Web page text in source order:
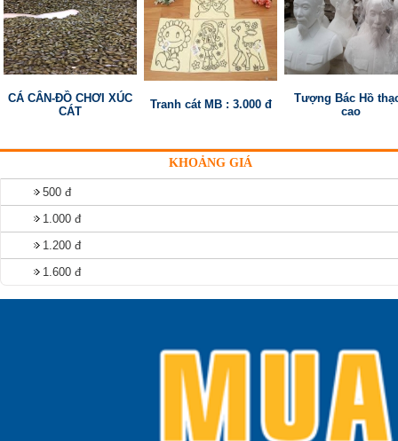
CÁ CÂN-ĐỒ CHƠI XÚC
CÁT
Tranh cát MB : 3.000 đ
Tượng Bác Hồ
cao
KHOẢNG GIÁ
500 đ
1.000 đ
1.200 đ
1.600 đ